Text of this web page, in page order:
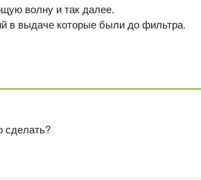
волну и так далее.
в выдаче которые были до фильтра.
сделать?